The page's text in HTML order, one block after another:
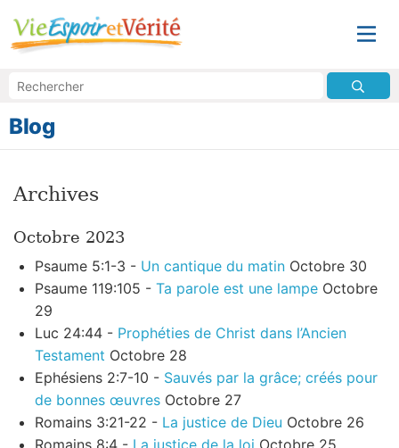
Blog
Archives
Octobre 2023
Psaume 5:1-3 - Un cantique du matin Octobre 30
Psaume 119:105 - Ta parole est une lampe Octobre
29
Luc 24:44 - Prophéties de Christ dans l’Ancien
Testament Octobre 28
Ephésiens 2:7-10 - Sauvés par la grâce; créés pour
de bonnes œuvres Octobre 27
Romains 3:21-22 - La justice de Dieu Octobre 26